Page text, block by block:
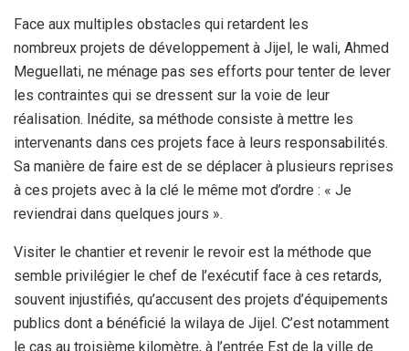
Face aux multiples obstacles qui retardent les
nombreux projets de développement à Jijel, le wali, Ahmed
Meguellati, ne ménage pas ses efforts pour tenter de lever
les contraintes qui se dressent sur la voie de leur
réalisation. Inédite, sa méthode consiste à mettre les
intervenants dans ces projets face à leurs responsabilités.
Sa manière de faire est de se déplacer à plusieurs reprises
à ces projets avec à la clé le même mot d’ordre : « Je
reviendrai dans quelques jours ».
Visiter le chantier et revenir le revoir est la méthode que
semble privilégier le chef de l’exécutif face à ces retards,
souvent injustifiés, qu’accusent des projets d’équipements
publics dont a bénéficié la wilaya de Jijel. C’est notamment
le cas au troisième kilomètre, à l’entrée Est de la ville de